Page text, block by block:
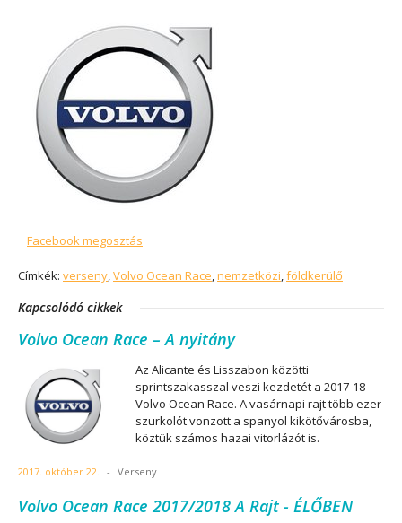
Facebook megosztás
Címkék: verseny,Volvo Ocean Race,nemzetközi,földkerülő
Kapcsolódó cikkek
Volvo Ocean Race – A nyitány
Az Alicante és Lisszabon közötti
sprintszakasszal veszi kezdetét a 2017-18
Volvo Ocean Race. A vasárnapi rajt több ezer
szurkolót vonzott a spanyol kikötővárosba,
köztük számos hazai vitorlázót is.
2017. október 22. - Verseny
Volvo Ocean Race 2017/2018 A Rajt - ÉLŐBEN